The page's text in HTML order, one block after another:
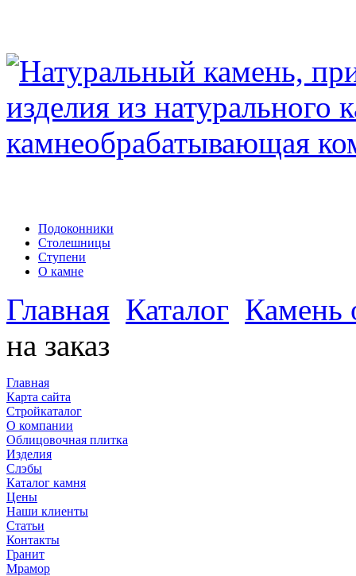
Подоконники
Столешницы
Ступени
О камне
Главная Каталог Камень
на заказ
Главная
Карта сайта
Стройкаталог
О компании
Облицовочная плитка
Изделия
Слэбы
Каталог камня
Цены
Наши клиенты
Статьи
Контакты
Гранит
Мрамор